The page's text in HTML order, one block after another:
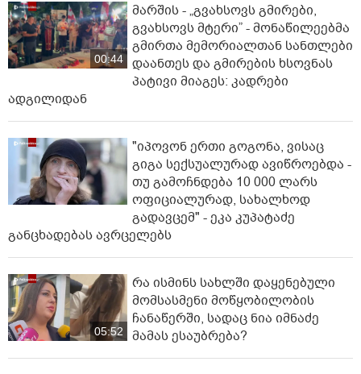
00:44
მარშის - „გვახსოვს გმირები,
გვახსოვს მტერი” - მონაწილეებმა
გმირთა მემორიალთან სანთლები
დაანთეს და გმირების ხსოვნას
პატივი მიაგეს: კადრები
ადგილიდან
"იპოვონ ერთი გოგონა, ვისაც
გიგა სექსუალურად ავიწროებდა -
თუ გამოჩნდება 10 000 ლარს
ოფიციალურად, სახალხოდ
გადავცემ" - ეკა კუპატაძე
განცხადებას ავრცელებს
05:52
რა ისმინს სახლში დაყენებული
მომსასმენი მოწყობილობის
ჩანაწერში, სადაც ნია იმნაძე
მამას ესაუბრება?